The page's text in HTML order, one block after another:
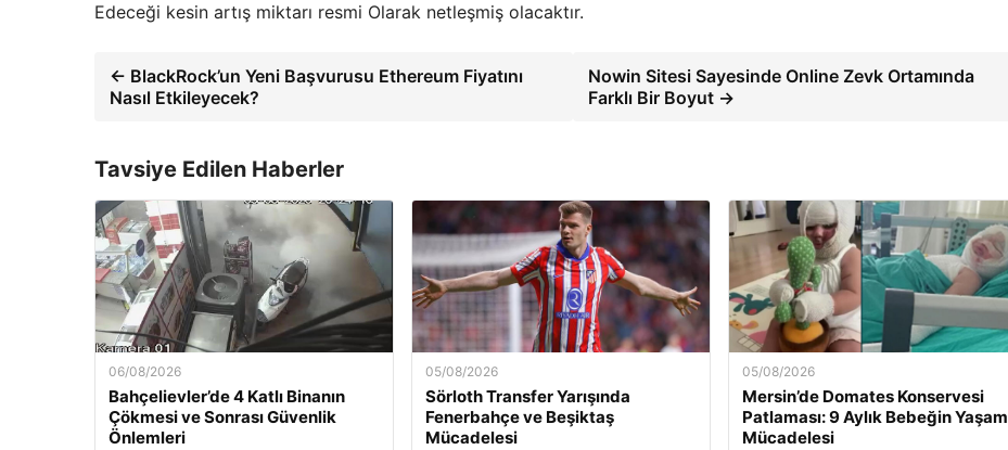
Edeceği kesin artış miktarı resmi Olarak netleşmiş olacaktır.
← BlackRock’un Yeni Başvurusu Ethereum Fiyatını
Nasıl Etkileyecek?
Nowin Sitesi Sayesinde Online Zevk Ortamında
Farklı Bir Boyut →
Tavsiye Edilen Haberler
06/08/2026
Bahçelievler’de 4 Katlı Binanın
Çökmesi ve Sonrası Güvenlik
Önlemleri
05/08/2026
Sörloth Transfer Yarışında
Fenerbahçe ve Beşiktaş
Mücadelesi
05/08/2026
Mersin’de Domates Konservesi
Patlaması: 9 Aylık Bebeğin Yaşam
Mücadelesi